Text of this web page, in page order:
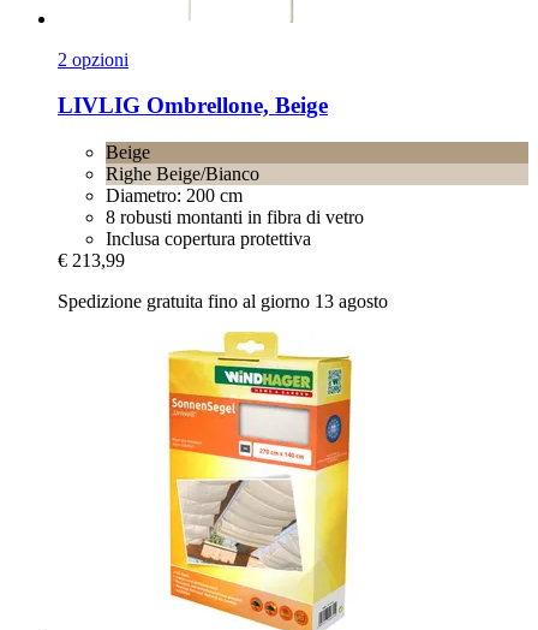
2 opzioni
LIVLIG Ombrellone, Beige
Beige
Righe Beige/Bianco
Diametro: 200 cm
8 robusti montanti in fibra di vetro
Inclusa copertura protettiva
€ 213,99
Spedizione gratuita fino al giorno 13 agosto